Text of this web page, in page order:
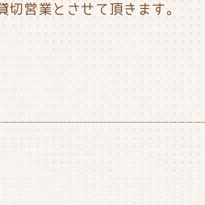
営業とさせて頂きます。